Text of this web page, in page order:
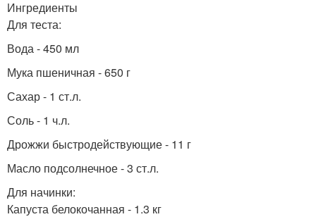
Ингредиенты
Для теста:
Вода - 450 мл
Мука пшеничная - 650 г
Сахар - 1 ст.л.
Соль - 1 ч.л.
Дрожжи быстродействующие - 11 г
Масло подсолнечное - 3 ст.л.
Для начинки:
Капуста белокочанная - 1.3 кг